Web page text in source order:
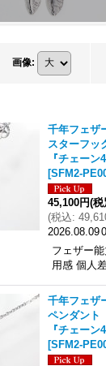
画像:
千年フェザ
スターフッ
『チェーン
[SFM2-
45,100円(税
(税込:
2026.08.09
フェザー
用感 個人
千年フェザ
ペンダント
『チェーン
[SFM2-